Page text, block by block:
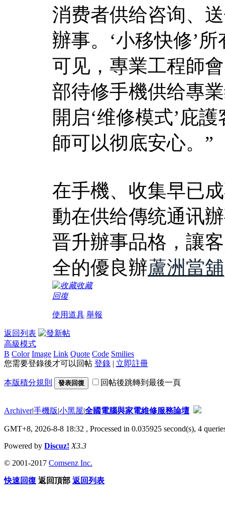
消费者供给咨询、
辦事。‘小移快修’
可见，專業工程師
部待修手機供给專
開启‘维修模式’庇
師可以彻底安心。”
在手機、收集早已
動在供给傳统通讯
晋升辦事品格，讓
全的優良辦蘆洲當舖
收藏
回復
使用道具 舉報
返回列表
高級模式
B Color Image Link Quote Code Smilies
您需要登錄後才可以回帖 登錄 | 立即註冊
本版積分規則 發表回復 回帖後跳轉到最後一頁
Archiver|手機版|小黑屋|全國電腦與家電維修服務論壇
GMT+8, 2026-8-8 18:32 , Processed in 0.035925 second(s), 4
Powered by Discuz! X3.3
© 2001-2017 Comsenz Inc.
快速回復 返回頂部 返回列表